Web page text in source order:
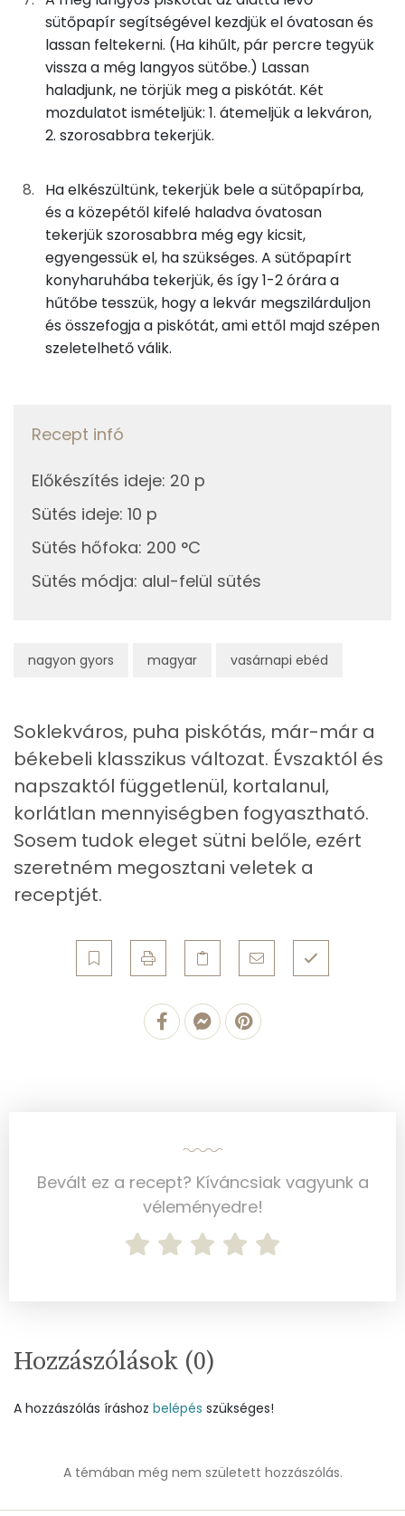
nagyon gyors magyar vasárnapi ebéd
Cink
Szelén
28 mg
Kálcium
62 mg
Vas
Foszfor
156 mg
Nátrium
109 mg
Réz
0 mg
Mangán
0 mg
Összesen
Cukor
Élelmi rost
Víz
Vitaminok
A vitamin (RAE):
97 micro
B6 vitamin:
0 mg
B12 Vitamin:
1 micro
E vitamin:
D vitamin:
50 micro
Tiamin - B1 vitamin:
Pantoténsav - B5 vitamin:
0 mg
Folsav - B9-vitamin:
Likopin
0 micro
Lut-zea
309 micro
sütőpapír segítségével kezdjük el óvatosan és
lassan feltekerni. (Ha kihűlt, pár percre tegyük
vissza a még langyos sütőbe.) Lassan
haladjunk, ne törjük meg a piskótát. Két
mozdulatot ismételjük: 1. átemeljük a lekváron,
2. szorosabbra tekerjük.
Ha elkészültünk, tekerjük bele a sütőpapírba,
és a közepétől kifelé haladva óvatosan
tekerjük szorosabbra még egy kicsit,
egyengessük el, ha szükséges. A sütőpapírt
konyharuhába tekerjük, és így 1-2 órára a
hűtőbe tesszük, hogy a lekvár megszilárduljon
és összefogja a piskótát, ami ettől majd szépen
szeletelhető válik.
Recept infó
Előkészítés ideje: 20 p
Sütés ideje: 10 p
Sütés hőfoka: 200 °C
Sütés módja: alul-felül sütés
Soklekváros, puha piskótás, már-már a
békebeli klasszikus változat. Évszaktól és
napszaktól függetlenül, kortalanul,
korlátlan mennyiségben fogyasztható.
Sosem tudok eleget sütni belőle, ezért
szeretném megosztani veletek a
receptjét.
Bevált ez a recept? Kíváncsiak vagyunk a
véleményedre!
Hozzászólások (0)
A hozzászólás íráshoz belépés szükséges!
A témában még nem született hozzászólás.